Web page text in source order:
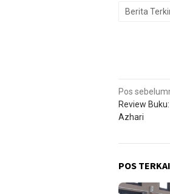
Berita
pos
Pos
Review
Azhari
POS